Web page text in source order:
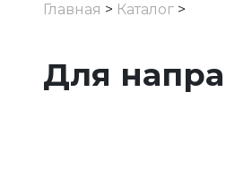
Главная > Каталог>
Для